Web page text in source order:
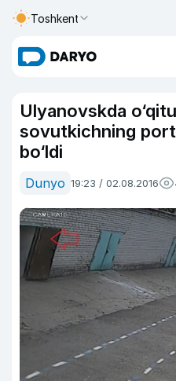
Toshkent
Ulyanovskda
sovutkichning
bo‘ldi
Dunyo 19:23 / 02.08.2016